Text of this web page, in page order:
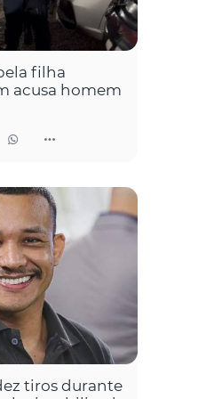
filha
acusa homem
tiros durante